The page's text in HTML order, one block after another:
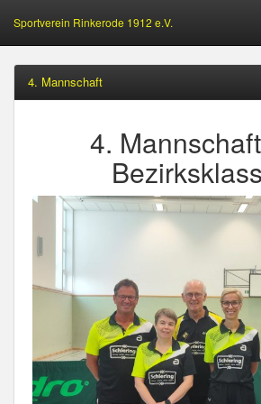
Sportverein Rinkerode 1912 e.V.
4. Mannschaft
4.